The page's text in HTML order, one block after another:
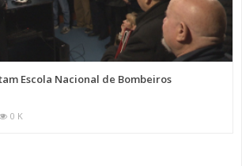
Escola Nacional de Bombeiros
0 K